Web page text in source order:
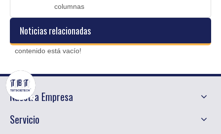
Noticias relacionadas
contenido está vacío!
Nuestra Empresa
Servicio